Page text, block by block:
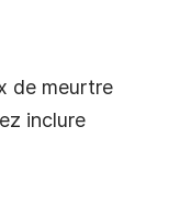
de meurtre
inclure